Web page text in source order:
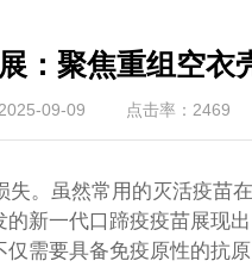
：聚焦重组空衣
09-09 点击率：2469
。虽然常用的灭活疫苗
新一代口蹄疫疫苗展现
需要具备免疫原性的抗